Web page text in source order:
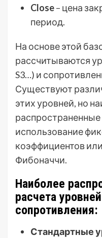
Close– цена
период.
На основе этой
рассчитываются
S3…) и
Существуют
этих уровней, но
использование
коэффициентов
Фибоначчи.
Наиболее
расчета
сопротивления:
Стандартные